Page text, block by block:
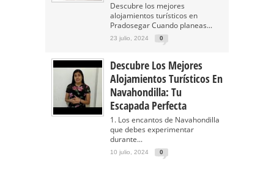
Descubre los mejores
alojamientos turísticos en
Pradosegar Cuando planeas...
23 julio, 2024 0
Descubre Los Mejores
Alojamientos Turísticos En
Navahondilla: Tu
Escapada Perfecta
1. Los encantos de Navahondilla
que debes experimentar
durante...
10 julio, 2024 0